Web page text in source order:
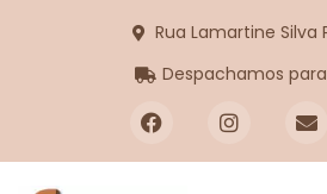
Rua Lamartine Silva
Despachamos